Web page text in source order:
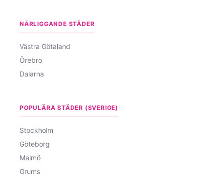
NÄRLIGGANDE STÄDER
Västra Götaland
Örebro
Dalarna
POPULÄRA STÄDER (SVERIGE)
Stockholm
Göteborg
Malmö
Grums